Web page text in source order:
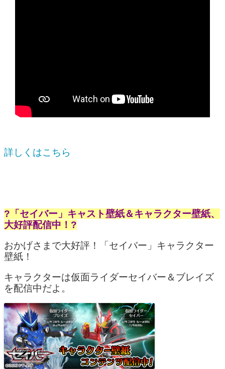
詳しくはこちら
?「セイバー」キャスト壁紙＆キャラクター壁紙、
大好評配信中！?
おかげさまで大好評！「セイバー」キャラクター
壁紙！
キャラクターは仮面ライダーセイバー＆ブレイズ
を配信中だよ。